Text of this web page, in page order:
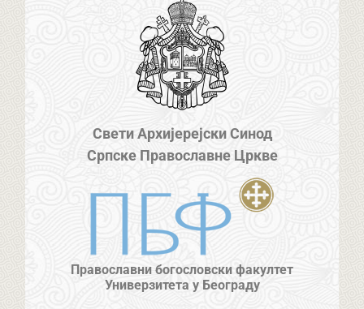
Свети Архијерејски Синод
Српске Православне Цркве
Православни богословски факултет
Универзитета у Београду